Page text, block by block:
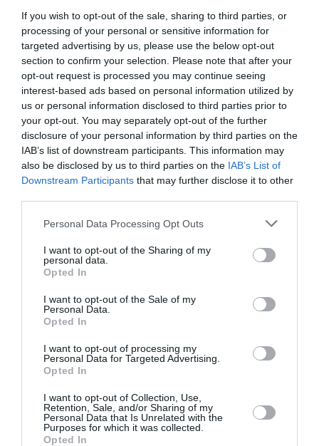
If you wish to opt-out of the sale, sharing to third parties, or
processing of your personal or sensitive information for
targeted advertising by us, please use the below opt-out
section to confirm your selection. Please note that after your
opt-out request is processed you may continue seeing
interest-based ads based on personal information utilized by
us or personal information disclosed to third parties prior to
your opt-out. You may separately opt-out of the further
disclosure of your personal information by third parties on the
IAB’s list of downstream participants. This information may
also be disclosed by us to third parties on the IAB’s List of
Downstream Participants that may further disclose it to other
Please note that this website/app uses one or more Google
not limited to your visit or usage behaviour. You may click to
grant or deny consent to Google and its third-party tags to
use your data for below specified purposes in below Google
consent section.
Personal Data Processing Opt Outs
I want to opt-out of the Sharing of my
personal data.
Opted In
I want to opt-out of the Sale of my
Personal Data.
Opted In
I want to opt-out of processing my
Personal Data for Targeted Advertising.
Opted In
I want to opt-out of Collection, Use,
Retention, Sale, and/or Sharing of my
Personal Data that Is Unrelated with the
Purposes for which it was collected.
Opted In
Το Πανελλήνιο Σωματείο Πυροσβεστών –
Δασοκομάντος στηρίζει δημόσια τη δημοσιογράφο
Μαρία Σιαμπάνου μετά τις αντιδράσεις στα social
media, κάνοντας λόγο για άδικη στοχοποίηση και
καλώντας σε αυτοσυγκράτηση.
Οι αθλητικές μεταδόσεις της
ημέρας (31-07-2026)
Ματς ποδοσφαίρου και τένις περιλαμβάνει το
πρόγραμμα με τις αθλητικές μεταδόσεις της ημέρας.
Αναλυτικά όλες οι επιλογές: 08:40: COSMOTE SPORT